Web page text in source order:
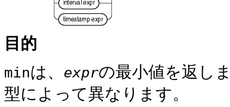
目的
minは、 exprの最小値を返し
型によって異なります。